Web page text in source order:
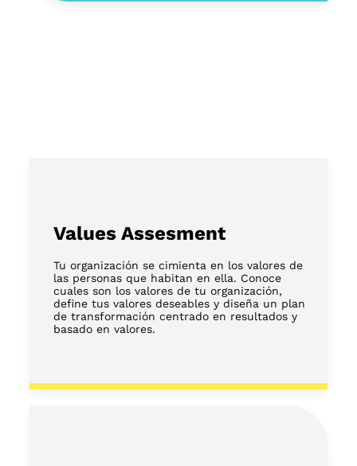
Values Assesment
Tu organización se cimienta en los valores de
las personas que habitan en ella. Conoce
cuales son los valores de tu organización,
define tus valores deseables y diseña un plan
de transformación centrado en resultados y
basado en valores.